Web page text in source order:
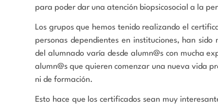
para poder dar una atención biopsicosocial a la
Los grupos que hemos tenido realizando el
personas dependientes en instituciones, han
del alumnado varía desde alumn@s con mucha
alumn@s que quieren comenzar una nueva vida
ni de formación.
Esto hace que los certificados sean muy